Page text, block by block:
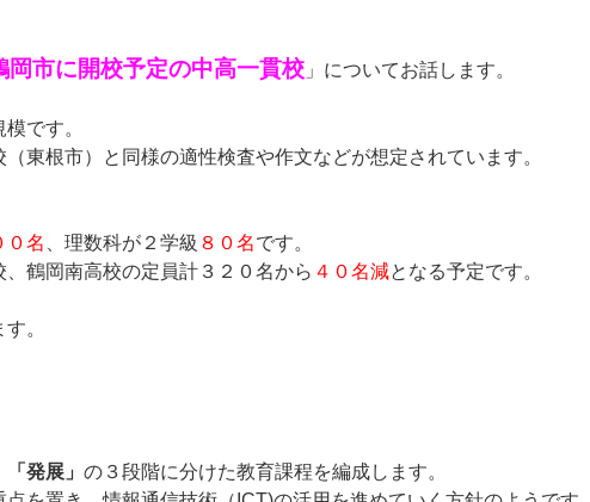
岡市に開校予定の中高一貫校 」についてお話します。
です。
東根市）と同様の適性検査や作文などが想定されています。
０名 、理数科が２学級 ８０名です。
、鶴岡南高校の定員計３２０名から ４０名減となる予定です。
。
発展」 の３段階に分けた教育課程を編成します。